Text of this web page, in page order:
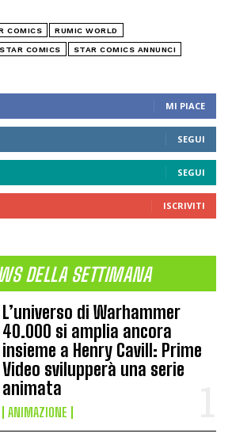
MI PIACE
SEGUI
SEGUI
ISCRIVITI
DELLA SETTIMANA
L’universo di Warhammer
40.000 si amplia ancora
insieme a Henry Cavill: Prime
Video svilupperà una serie
animata
ANIMAZIONE
COMICS RUMIC WORLD
STAR COMICS STAR COMICS ANNUNCI